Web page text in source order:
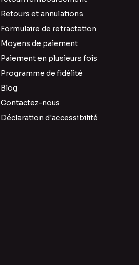
Retours et annulations
Formulaire de retractation
Moyens de paiement
Paiement en plusieurs fois
Programme de fidélité
Blog
Contactez-nous
Déclaration d'accessibilité